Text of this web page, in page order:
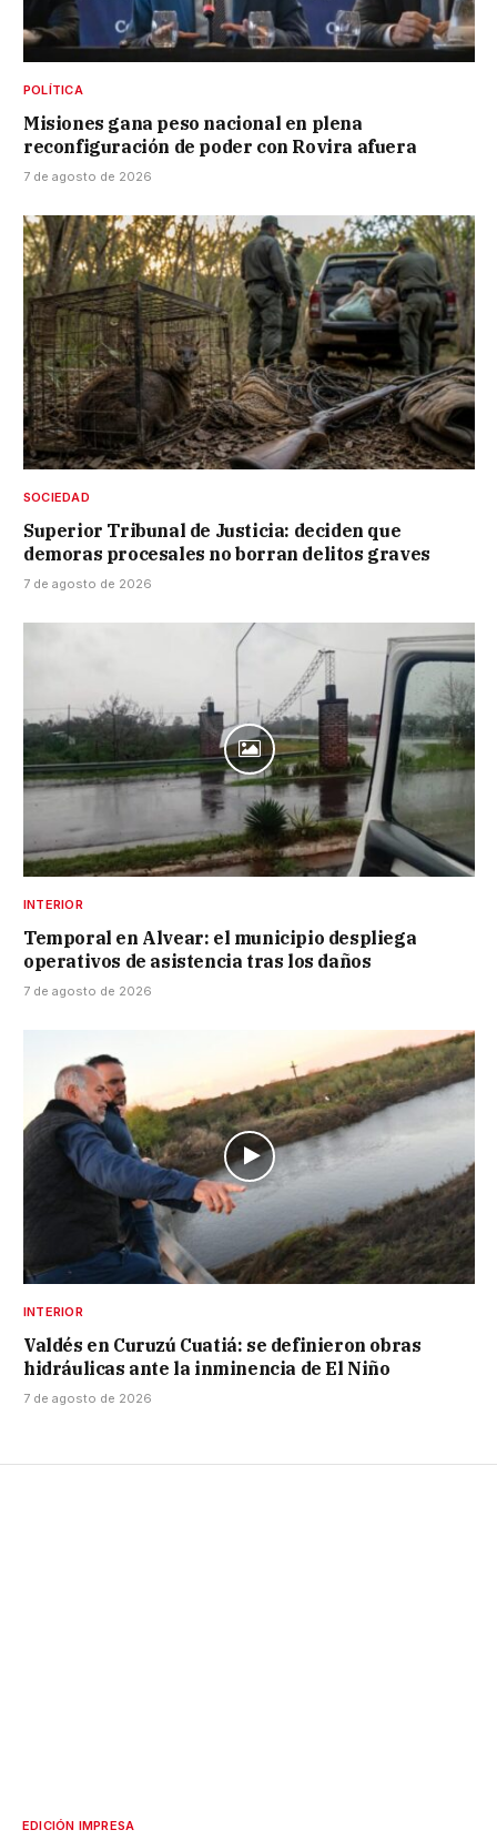
POLÍTICA
Misiones gana peso nacional en plena
reconfiguración de poder con Rovira afuera
7 de agosto de 2026
SOCIEDAD
Superior Tribunal de Justicia: deciden que
demoras procesales no borran delitos graves
7 de agosto de 2026
INTERIOR
Temporal en Alvear: el municipio despliega
operativos de asistencia tras los daños
7 de agosto de 2026
INTERIOR
Valdés en Curuzú Cuatiá: se definieron obras
hidráulicas ante la inminencia de El Niño
7 de agosto de 2026
EDICIÓN IMPRESA